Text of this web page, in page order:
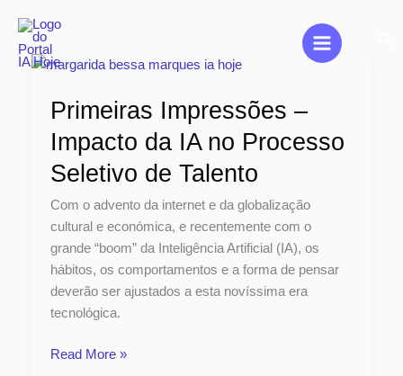
content
Primeiras Impressões –
Impacto da IA no Processo
Seletivo de Talento
Com o advento da internet e da globalização
cultural e económica, e recentemente com o
grande “boom” da Inteligência Artificial (IA), os
hábitos, os comportamentos e a forma de pensar
deverão ser ajustados a esta novíssima era
tecnológica.
Primeiras
–
da
IA
Processo
Seletivo
de
Talento
Read More »